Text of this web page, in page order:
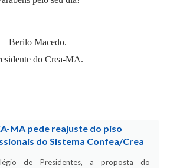
Berilo Macedo.
do Crea-MA.
MA pede reajuste do piso
do Sistema Confea/Crea
de Presidentes, a proposta do